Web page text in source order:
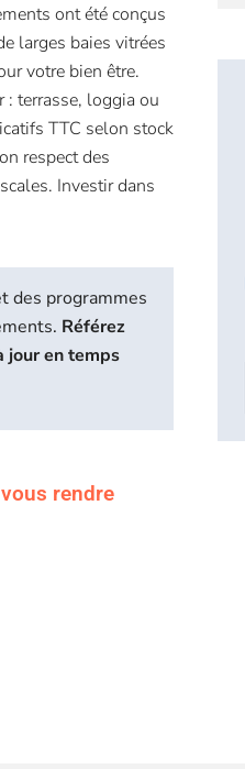
ont été conçus
larges baies vitrées
votre bien être.
: terrasse, loggia ou
TTC selon stock
respect des
Investir dans
des programmes
Référez
jour en temps
rendre